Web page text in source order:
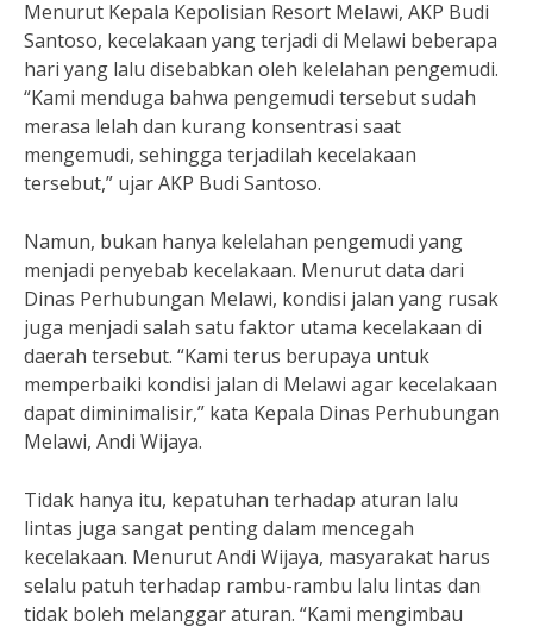
Menurut Kepala Kepolisian Resort Melawi, AKP Budi
Santoso, kecelakaan yang terjadi di Melawi beberapa
hari yang lalu disebabkan oleh kelelahan pengemudi.
“Kami menduga bahwa pengemudi tersebut sudah
merasa lelah dan kurang konsentrasi saat
mengemudi, sehingga terjadilah kecelakaan
tersebut,” ujar AKP Budi Santoso.
Namun, bukan hanya kelelahan pengemudi yang
menjadi penyebab kecelakaan. Menurut data dari
Dinas Perhubungan Melawi, kondisi jalan yang rusak
juga menjadi salah satu faktor utama kecelakaan di
daerah tersebut. “Kami terus berupaya untuk
memperbaiki kondisi jalan di Melawi agar kecelakaan
dapat diminimalisir,” kata Kepala Dinas Perhubungan
Melawi, Andi Wijaya.
Tidak hanya itu, kepatuhan terhadap aturan lalu
lintas juga sangat penting dalam mencegah
kecelakaan. Menurut Andi Wijaya, masyarakat harus
selalu patuh terhadap rambu-rambu lalu lintas dan
tidak boleh melanggar aturan. “Kami mengimbau